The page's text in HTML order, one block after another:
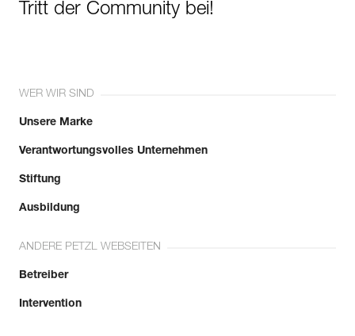
Tritt der Community bei!
WER WIR SIND
Unsere Marke
Verantwortungsvolles Unternehmen
Stiftung
Ausbildung
ANDERE PETZL WEBSEITEN
Betreiber
Intervention